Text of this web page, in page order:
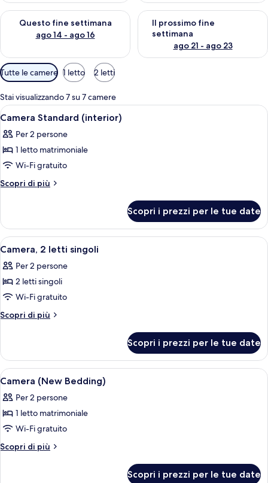
Questo fine settimana
ago 14 - ago 16
Verifica la disponibilità per questo fine settimana, ago 14 -
Il prossimo fine
settimana
ago 21 - ago 23
Verifica la disponibilità per il
Filtri
disponibili
per
le
camere
Tutte le camere 1 letto 2 letti
Stai visualizzando 7 su 7 camere
Apri
tutte
le
foto
per
Camera
Una camera d'albergo con un letto,
4
Camera Standard (interior)
Per 2 persone
1 letto matrimoniale
Wi-Fi gratuito
Scopri di più
Altri
Standard
(interior)
Scopri i prezzi per le tue date
Apri
tutte
le
foto
per
Camera,
singoli
Una camera d'hotel con un letto
1
Camera, 2 letti singoli
Per 2 persone
2 letti singoli
Wi-Fi gratuito
Scopri di più
Altri
2
letti
singoli
Scopri i prezzi per le tue date
Apri
tutte
le
foto
per
Camera
Una camera d'albergo con un letto
4
Camera (New Bedding)
Per 2 persone
1 letto matrimoniale
Wi-Fi gratuito
Scopri di più
Altri
Scopri i prezzi per le tue date